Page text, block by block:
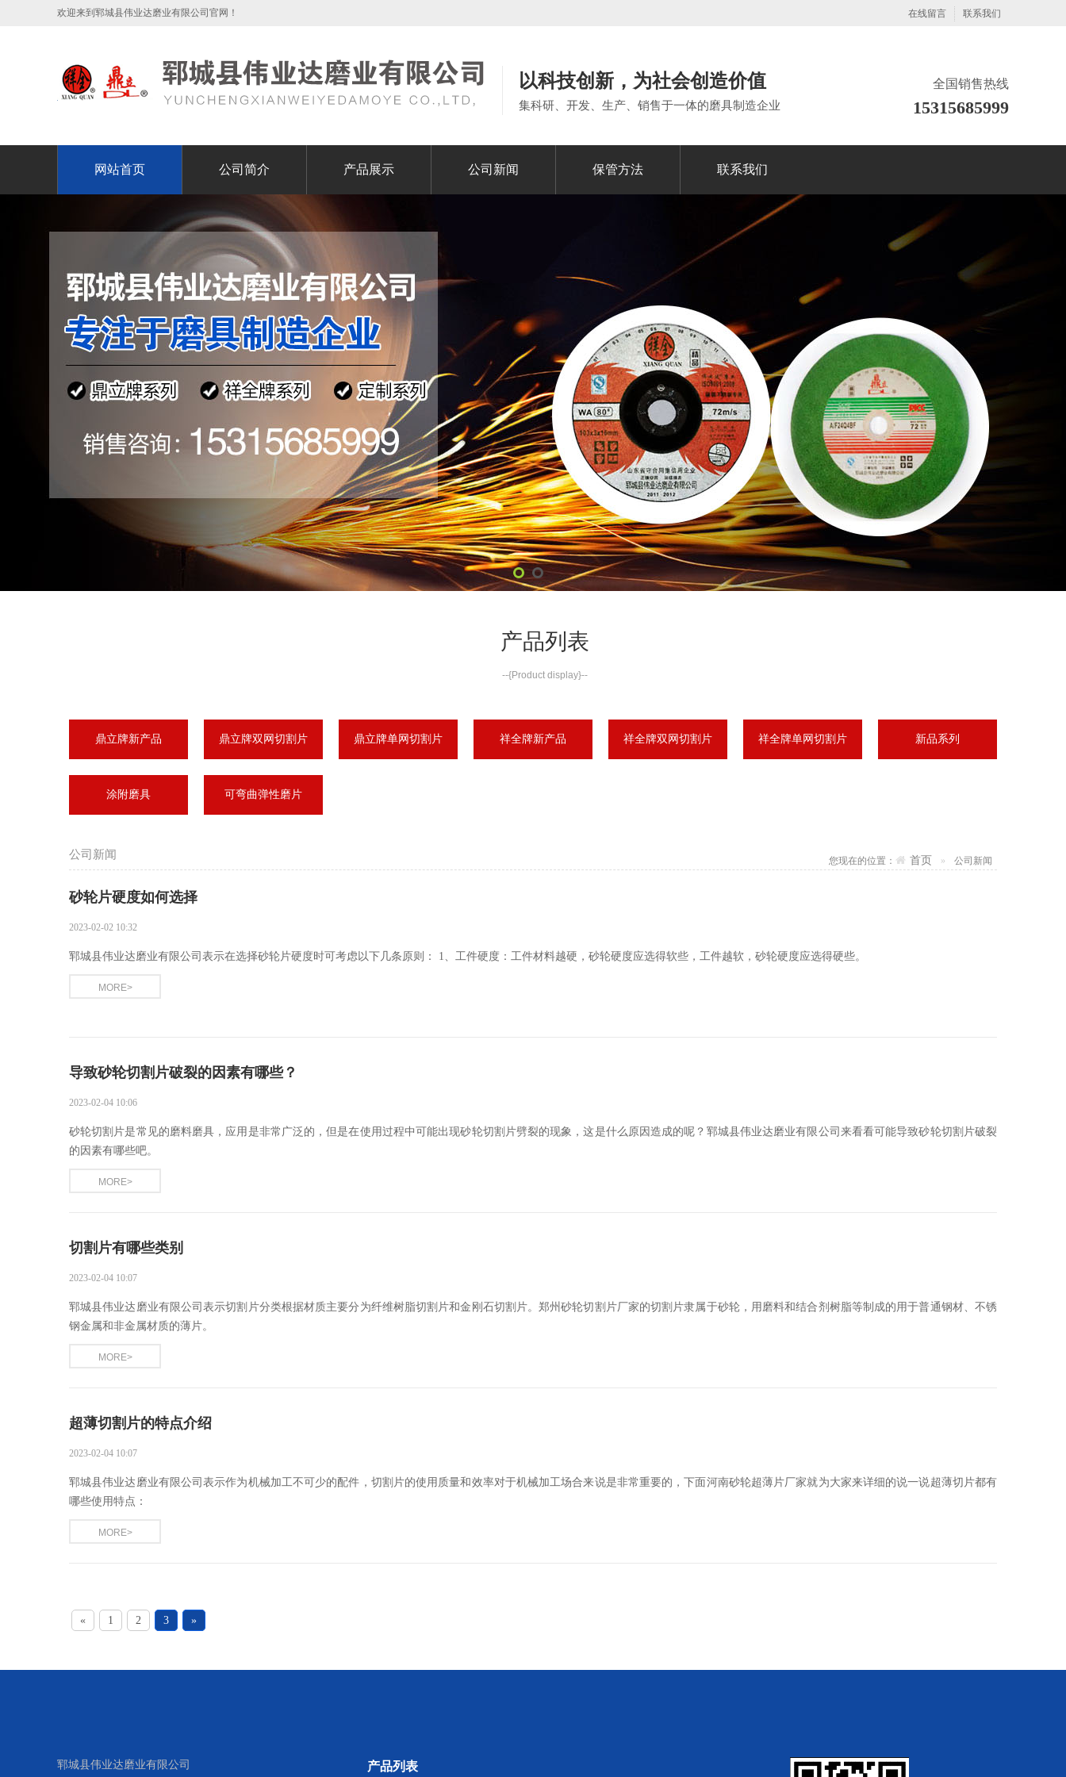
欢迎来到郓城县伟业达磨业有限公司官网！ 在线留言 联系我们
以科技创新，为社会创造价值
集科研、开发、生产、销售于一体的磨具制造企业
全国销售热线
15315685999
网站首页 公司简介 产品展示 公司新闻 保管方法 联系我们
产品列表
--{Product display}--
鼎立牌新产品 鼎立牌双网切割片 鼎立牌单网切割片 祥全牌新产品 祥全牌双网切割片 祥全牌单网切割片 新品系列
涂附磨具 可弯曲弹性磨片
公司新闻
您现在的位置： 首页 公司新闻
砂轮片硬度如何选择
2023-02-02 10:32
郓城县伟业达磨业有限公司​表示在选择砂轮片硬度时可考虑以下几条原则： 1、工件硬度：工件材料越硬，砂轮硬度应选得软些，工件越软，砂轮硬度应选得硬些。
MORE>
导致砂轮切割片破裂的因素有哪些？
2023-02-04 10:06
砂轮切割片是常见的磨料磨具，应用是非常广泛的，但是在使用过程中可能出现砂轮切割片劈裂的现象，这是什么原因造成的呢？郓城县伟业达磨业有限公司来看看可能导致砂轮切割片破裂
的因素有哪些吧。
MORE>
切割片有哪些类别
2023-02-04 10:07
郓城县伟业达磨业有限公司表示切割片分类根据材质主要分为纤维树脂切割片和金刚石切割片。郑州砂轮切割片厂家的切割片隶属于砂轮，用磨料和结合剂树脂等制成的用于普通钢材、不锈
钢金属和非金属材质的薄片。
MORE>
超薄切割片的特点介绍
2023-02-04 10:07
郓城县伟业达磨业有限公司表示作为机械加工不可少的配件，切割片的使用质量和效率对于机械加工场合来说是非常重要的，下面河南砂轮超薄片厂家就为大家来详细的说一说超薄切片都有
哪些使用特点： ​
MORE>
« 1 2 3 »
郓城县伟业达磨业有限公司 产品列表